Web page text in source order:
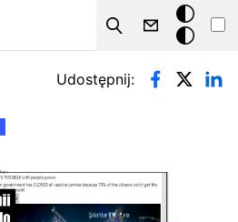
Szukaj
Tryb
ciemny
Udostępnij: